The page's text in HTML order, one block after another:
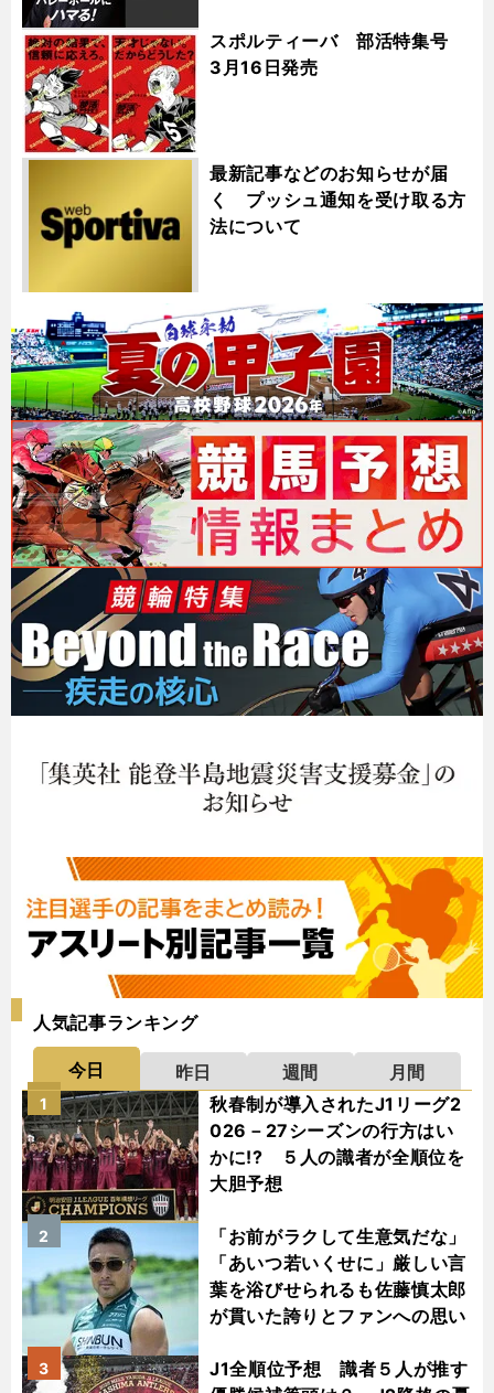
スポルティーバ 部活特集号
3月16日発売
最新記事などのお知らせが届
く プッシュ通知を受け取る方
法について
人気記事ランキング
今日 昨日 週間
月間
秋春制が導入されたJ1リーグ2
026－27シーズンの行方はい
かに!? ５人の識者が全順位を
大胆予想
1
「お前がラクして生意気だな」
「あいつ若いくせに」厳しい言
葉を浴びせられるも佐藤慎太郎
が貫いた誇りとファンへの思い
2
J1全順位予想 識者５人が推す
3